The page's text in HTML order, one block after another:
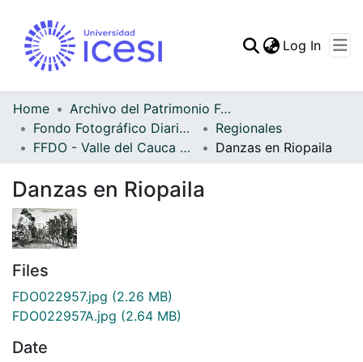
Statistics
Log In
Home
Archivo del Patrimonio Fotográfico y Fílmico del Valle del Cauca
Fondo Fotográfico Diario Occidente
Regionales
FFDO - Valle del Cauca - Patrimonial
Danzas en Riopaila
Danzas en Riopaila
Files
FDO022957.jpg (2.26 MB)
FDO022957A.jpg (2.64 MB)
Date